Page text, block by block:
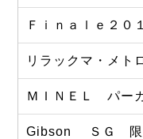
Ｆｉｎａｌｅ２
リラックマ・メト
ＭＩＮＥＬ パー
Gibson ＳＧ 限